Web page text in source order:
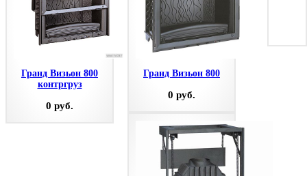
Гранд Визьон 800
контргруз
0 руб.
Гранд Визьон 800
0 руб.